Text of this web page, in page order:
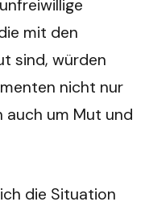
mit den
sind, würden
nicht nur
auch um Mut und
die Situation